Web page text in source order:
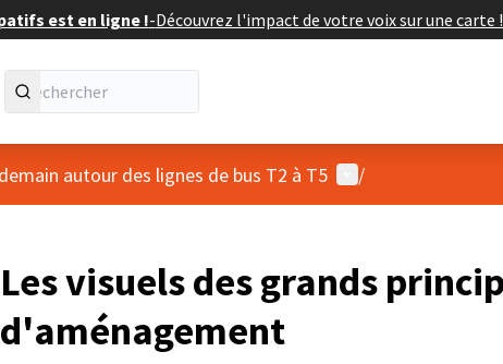
est en ligne !-Découvrez l'impact de votre voix sur une
autour des lignes de bus T2 à T5 Menu utilisateur
/
Les visuels des grands
d'aménagement